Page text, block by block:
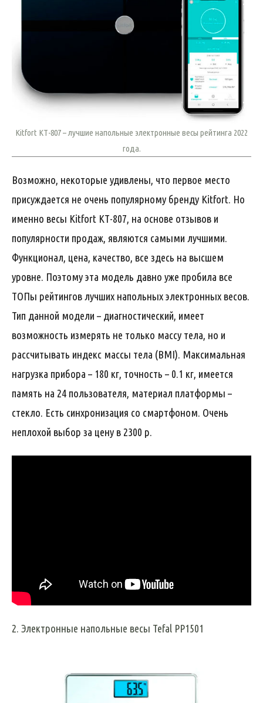
Kitfort КТ-807 – лучшие напольные электронные весы рейтинга 2022
года.
Возможно, некоторые удивлены, что первое место
присуждается не очень популярному бренду Kitfort. Но
именно весы Kitfort КТ-807, на основе отзывов и
популярности продаж, являются самыми лучшими.
Функционал, цена, качество, все здесь на высшем
уровне. Поэтому эта модель давно уже пробила все
ТОПы рейтингов лучших напольных электронных весов.
Тип данной модели – диагностический, имеет
возможность измерять не только массу тела, но и
рассчитывать индекс массы тела (BMI). Максимальная
нагрузка прибора – 180 кг, точность – 0.1 кг, имеется
память на 24 пользователя, материал платформы –
стекло. Есть синхронизация со смартфоном. Очень
неплохой выбор за цену в 2300 р.
2. Электронные напольные весы Tefal PP1501